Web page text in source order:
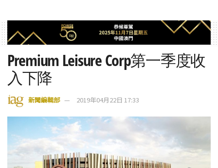
Premium Leisure Corp第一季度收
入下降
新聞編輯部 2019年04月22日 17:33